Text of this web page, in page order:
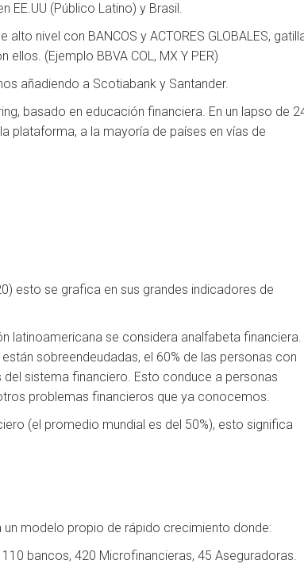
EE.UU (Público Latino) y Brasil.
nivel con BANCOS y ACTORES GLOBALES,
(Ejemplo BBVA COL, MX Y PER)
añadiendo a Scotiabank y Santander.
basado en educación financiera. En un lapso de
plataforma, a la mayoría de países en vías de
esto se grafica en sus grandes indicadores de
latinoamericana se considera analfabeta financiera.
sobreendeudadas, el 60% de las personas con
sistema financiero. Esto conduce a personas
problemas financieros que ya conocemos.
(el promedio mundial es del 50%), esto significa
modelo propio de rápido crecimiento donde:
bancos, 420 Microfinancieras, 45 Aseguradoras.